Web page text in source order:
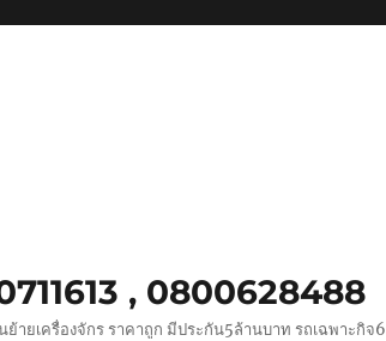
, 0800628488
ย้ายเครื่องจักร ราคาถูก มีประกัน5ล้านบาท รถเฉพาะกิจ